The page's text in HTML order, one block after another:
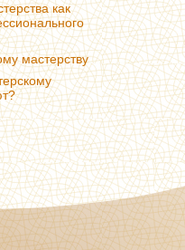
как
мастерству